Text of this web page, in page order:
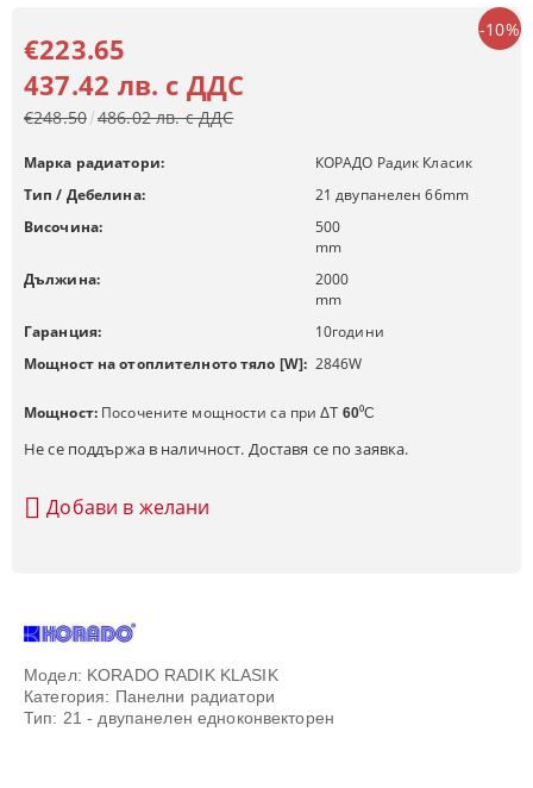
Модел: KORADO RADIK KLASIK
Категория: Панелни радиатори
Тип: 21 - двупанелен едноконвекторен
-10%
€223.65
437.42 лв. с ДДС
€248.50 486.02 лв. с ДДС
Марка радиатори:
КОРАДО Радик Класик
Тип / Дебелина:
21 двупанелен 66mm
Височина:
500
mm
Дължина:
2000
mm
Гаранция:
10години
Мощност на отоплителното тяло [W]: 2846W
Мощност:Посочените мощности са приΔT 60⁰C
Не се поддържа в наличност. Доставя се по заявка.
Добави в желани